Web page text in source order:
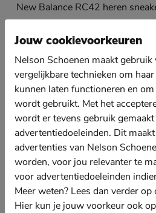
New Balance RC42 heren
seizoen en wij zijn al fan!
Uitgevoerd in glad leer met
echte retro runner vibes.
Gevoerd met zacht textiel
vochtopname. De
daarnaast extra comfort.
Voorzien van een foam-
die je voet bij iedere stap
demping.
Afgewerkt met een platte
afwerking. Deze loopzool
demping.
Jouw cookievoorkeuren
Nelson Schoenen maakt gebruik
vergelijkbare technieken om
kunnen laten functioneren en
wordt gebruikt. Met het
wordt er tevens gebruik
advertentiedoeleinden. Dit
advertenties van Nelson
worden, voor jou relevanter te
voor advertentiedoeleinden
Meer weten? Lees dan verder op
Hier kun je jouw voorkeur ook